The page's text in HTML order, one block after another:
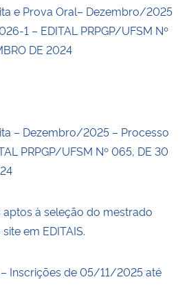
e Prova Oral– Dezembro/2025
1 – EDITAL PRPGP/UFSM Nº
DE 2024
– Dezembro/2025 – Processo
PRPGP/UFSM Nº 065, DE 30
à seleção do mestrado
em EDITAIS.
Inscrições de 05/11/2025 até